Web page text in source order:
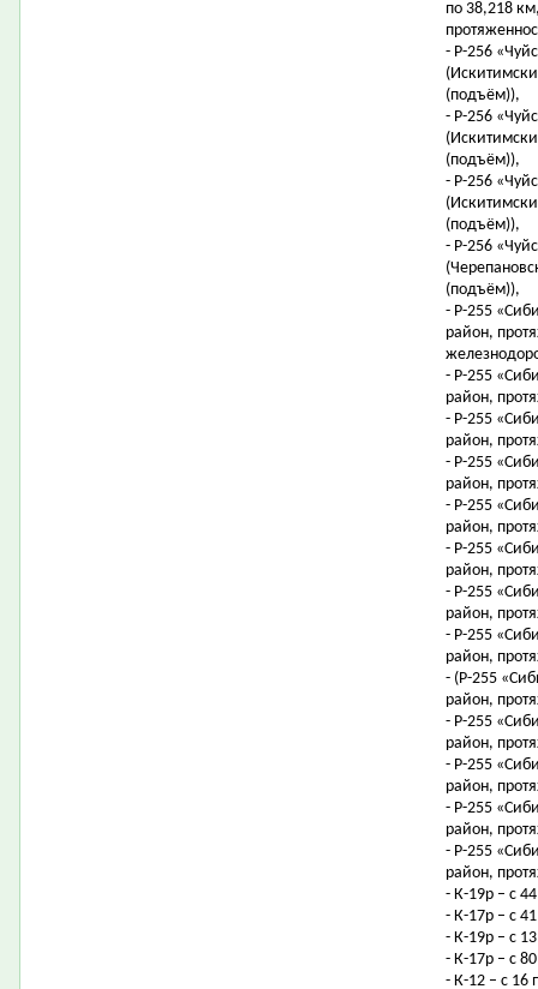
по 38,218
- Р-256
(подъём)),
- Р-256
(подъём)),
- Р-256
(подъём)),
- Р-256
(подъём)),
- Р-255
район,
- Р-255
район,
- Р-255
район,
- Р-255
район,
- Р-255
район,
- Р-255
район,
- Р-255
район,
- Р-255
район,
- (Р-255
район,
- Р-255
район,
- Р-255
район,
- Р-255
район,
- Р-255
район,
- К-19р – с
- К-17р – с
- К-19р – с
- К-17р – с
- К-12 – с 16